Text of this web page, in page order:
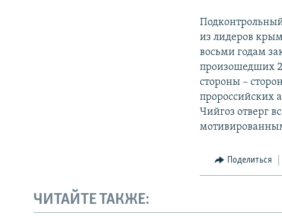
из лидеров
восьми годам
произошедших
стороны –
пророссийских
Чийгоз отверг
Поделиться
ЧИТАЙТЕ ТАКЖЕ: